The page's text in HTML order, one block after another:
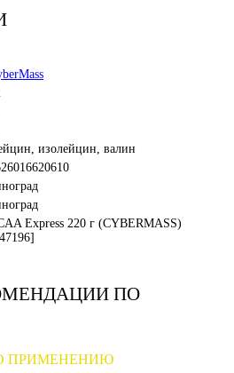
изолейцин, валин
Express 220 г (CYBERMASS)
ПО
ПРИМЕНЕНИЮ